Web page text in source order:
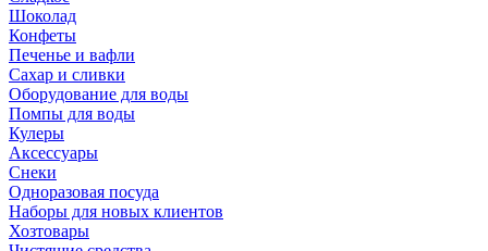
Шоколад
Конфеты
Печенье и вафли
Сахар и сливки
Оборудование для воды
Помпы для воды
Кулеры
Аксессуары
Снеки
Одноразовая посуда
Наборы для новых клиентов
Хозтовары